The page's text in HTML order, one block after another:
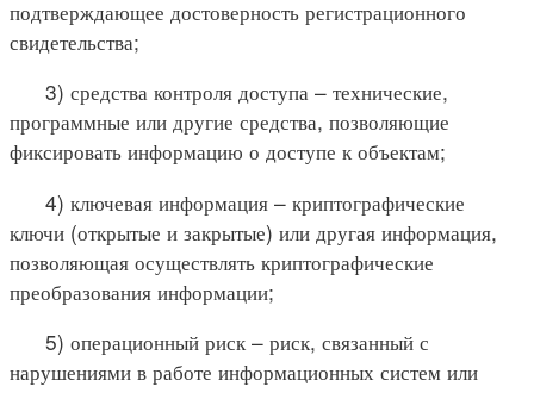
подтверждающее достоверность регистрационного
свидетельства;
3) средства контроля доступа – технические,
программные или другие средства, позволяющие
фиксировать информацию о доступе к объектам;
4) ключевая информация – криптографические
ключи (открытые и закрытые) или другая информация,
позволяющая осуществлять криптографические
преобразования информации;
5) операционный риск – риск, связанный с
нарушениями в работе информационных систем или